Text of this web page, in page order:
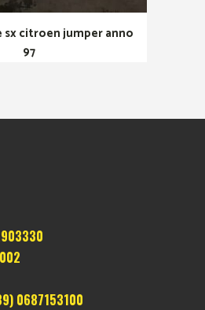
citroen jumper anno
97
0687153100